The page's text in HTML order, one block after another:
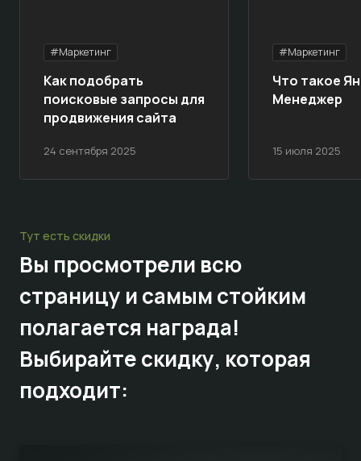
#Маркетинг
24 сентября 2025
Как подобрать
поисковые запросы для
продвижения сайта
#Маркетинг
15 июля 2025
Что такое
Менеджер
Тут есть скидки
Вы просмотрели всю
страницу и самым стойким
полагается награда!
Выбирайтескидку, которая
подходит: